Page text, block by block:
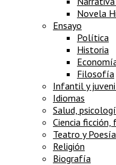
Novela
Ensayo
Política
Historia
Filosofía
Infantil y
Idiomas
Salud,
Ciencia
Teatro y Poesía
Religión
Biografía